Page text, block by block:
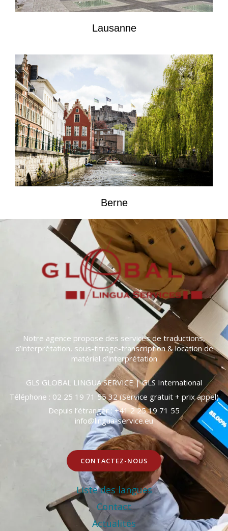
Lausanne
Berne
Notre agence propose des services de traductions,
d’interprétation, sous-titrage-transcription & location de
matériel d’interprétation
GLS GLOBAL LINGUA SERVICE | GLS International
Téléphone : 02 25 19 71 5532 (Service gratuit + prix appel)
Depuis l’étranger :+41 2 25 19 71 55
info@lingua-service.eu
CONTACTEZ-NOUS
Liste des langues
Contact
Actualités